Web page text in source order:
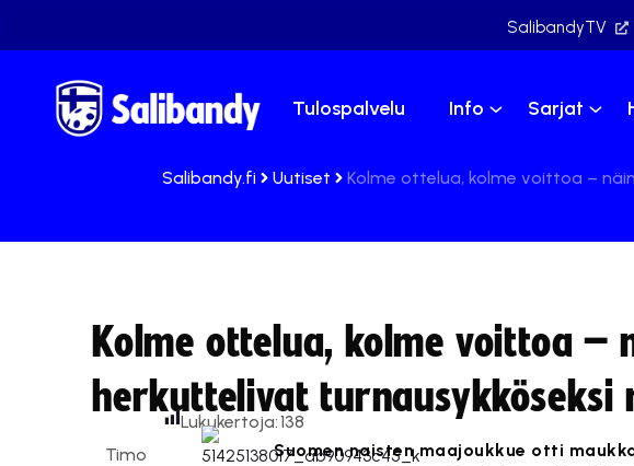
SalibandyTV
Tulospalvelu Info Sarjat
Salibandy.fi Uutiset Kolme ottelua, kolme voittoa –
Kolme ottelua, kolme voittoa –
herkuttelivat turnausykköseksi
Timo
Lukukertoja:138
Suomen naisten maajoukkue otti